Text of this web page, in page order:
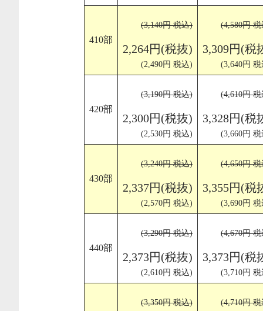
410部
(3,140円 税込)
2,264円(税抜)
(2,490円 税込)
(4,580円
3,309円(税
(3,640円
420部
(3,190円 税込)
2,300円(税抜)
(2,530円 税込)
(4,610円
3,328円(税
(3,660円
430部
(3,240円 税込)
2,337円(税抜)
(2,570円 税込)
(4,650円
3,355円(税
(3,690円
440部
(3,290円 税込)
2,373円(税抜)
(2,610円 税込)
(4,670円
3,373円(税
(3,710円
(3,350円 税込) (4,710円